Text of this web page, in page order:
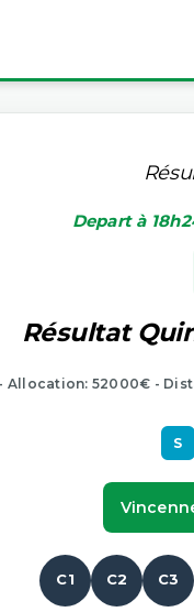
Depart à
Résultat
Allocation: 52000€ -
S
C1 C2 C3